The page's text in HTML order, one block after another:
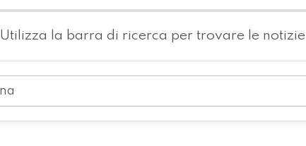
Utilizza la barra di ricerca per trovare le notizie